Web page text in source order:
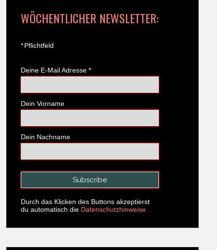
WÖCHENTLICHER NEWSLETTER:
*Pflichtfeld
Deine E-Mail Adresse *
Dein Vorname
Dein Nachname
Durch das Klicken des Buttons akzeptierst
du automatisch die Datenschutzhinweise.